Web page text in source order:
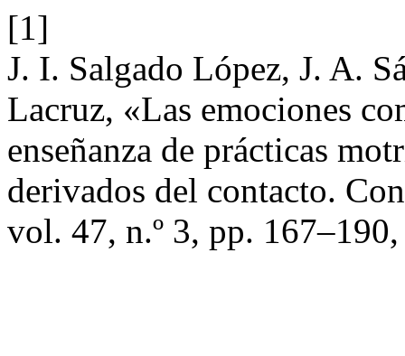
[1]
J. I. Salgado López, J. A.
Lacruz, «Las emociones
enseñanza de prácticas
derivados del contacto.
vol. 47, n.º 3, pp.